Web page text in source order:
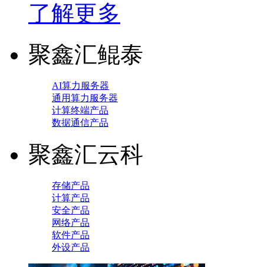
了解更多
聚鑫汇鲲泰
AI算力服务器
通用算力服务器
计算终端产品
数据通信产品
聚鑫汇云科
存储产品
计算产品
安全产品
网络产品
软件产品
外设产品